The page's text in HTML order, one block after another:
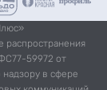
распространения
59972 от
в сфере